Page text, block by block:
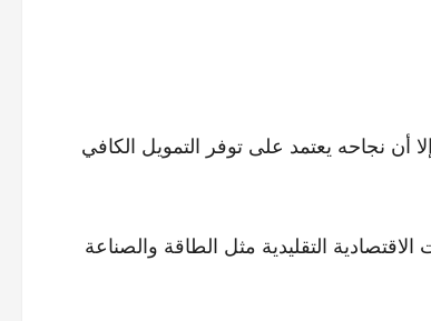
أن نجاحه يعتمد على توفر التمويل الكافي
التقليدية مثل الطاقة والصناعة